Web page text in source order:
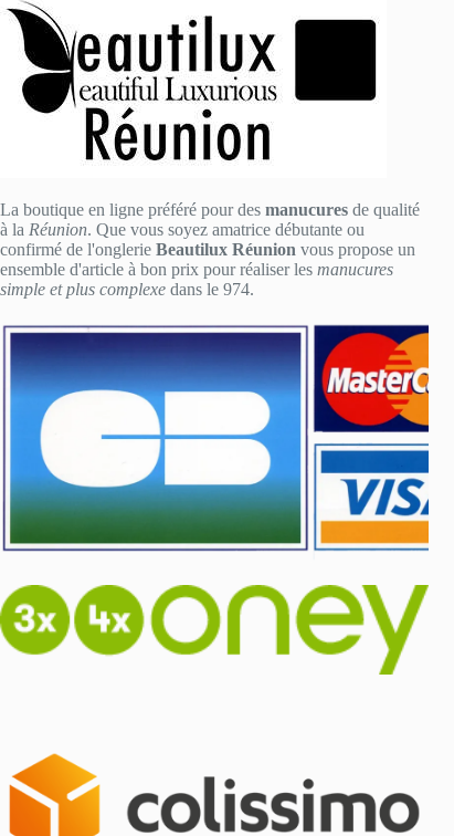
La boutique en ligne préféré pour des manucures de qualité
à la Réunion. Que vous soyez amatrice débutante ou
confirmé de l'onglerie Beautilux Réunion vous propose un
ensemble d'article à bon prix pour réaliser les manucures
simple et plus complexe dans le 974.